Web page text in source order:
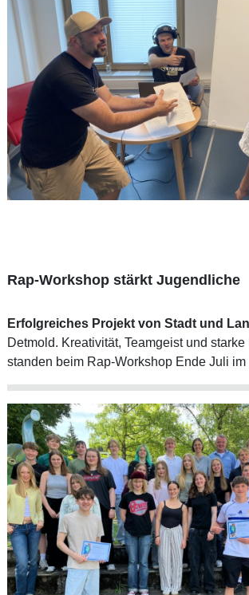
Rap-Workshop stärkt Jugendliche
Erfolgreiches Projekt von Stadt und
Detmold. Kreativität, Teamgeist und starke
standen beim Rap-Workshop Ende Juli im